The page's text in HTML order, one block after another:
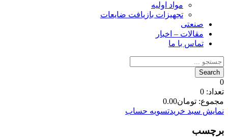
مواد اولیه
تجهیزات بازیافت ضایعات
صنعتی
مقالات – اخبار
تماس با ما
0
تعداد: 0
مجموع: تومان0.00
نمایش سبد خریدتسویه حساب
برچسب